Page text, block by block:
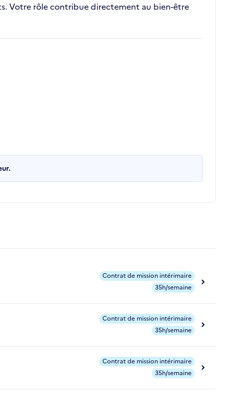
Votre rôle contribue directement au bien-être
Contrat de mission intérimaire
35h/semaine
Contrat de mission intérimaire
35h/semaine
Contrat de mission intérimaire
35h/semaine